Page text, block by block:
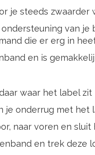
je steeds zwaarder
van je
die er erg in
en is
waar het label zit
je onderrug met het
naar voren en
en trek deze